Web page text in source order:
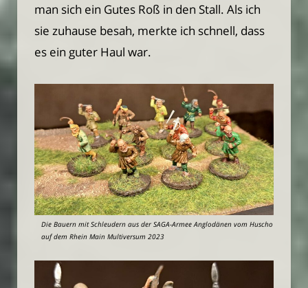
man sich ein Gutes Roß in den Stall. Als ich
sie zuhause besah, merkte ich schnell, dass
es ein guter Haul war.
Die Bauern mit Schleudern aus der SAGA-Armee Anglodänen vom Huscho
auf dem Rhein Main Multiversum 2023